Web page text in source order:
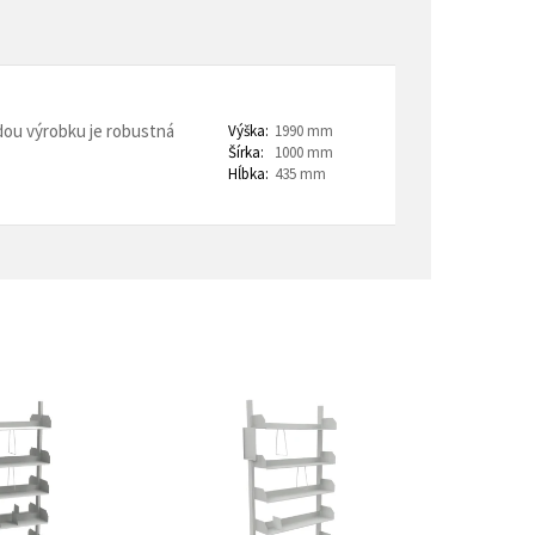
domovy seniorov
horeca
výrobku je robustná
Výška: 1990 mm
Šírka:
1000 mm
Hĺbka: 435 mm